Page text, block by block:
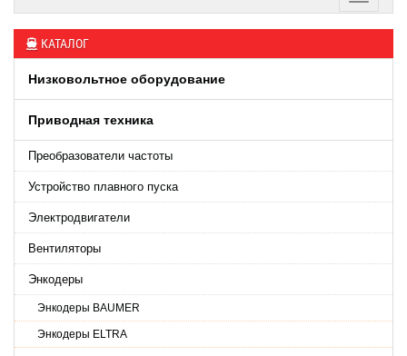
КАТАЛОГ
Низковольтное оборудование
Приводная техника
Преобразователи частоты
Устройство плавного пуска
Электродвигатели
Вентиляторы
Энкодеры
Энкодеры BAUMER
Энкодеры ELTRA